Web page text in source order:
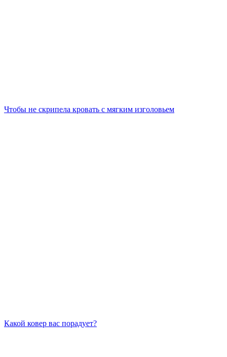
Чтобы не скрипела кровать с мягким изголовьем
Какой ковер вас порадует?